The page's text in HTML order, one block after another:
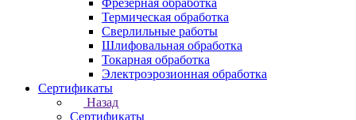
Фрезерная обработка
Термическая обработка
Сверлильные работы
Шлифовальная обработка
Токарная обработка
Электроэрозионная обработка
Сертификаты
Назад
Сертификаты